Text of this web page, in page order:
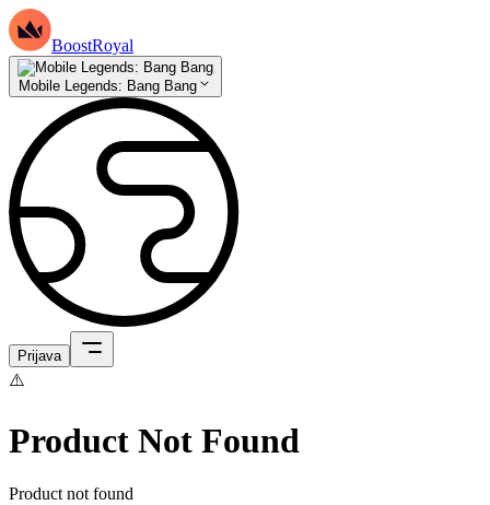
BoostRoyal
Mobile Legends: Bang Bang
Prijava
⚠️
Product Not Found
Product not found